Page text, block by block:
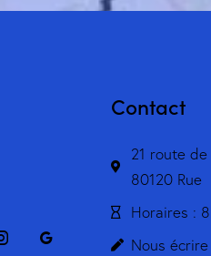
Contact
21 route
80120 Rue
Horaires :
Nous écrire